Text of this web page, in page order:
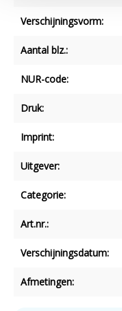
Verschijningsvorm:
Aantal blz.:
NUR-code:
Druk:
Imprint:
Uitgever:
Categorie:
Art.nr.:
Verschijningsdatum:
Afmetingen: